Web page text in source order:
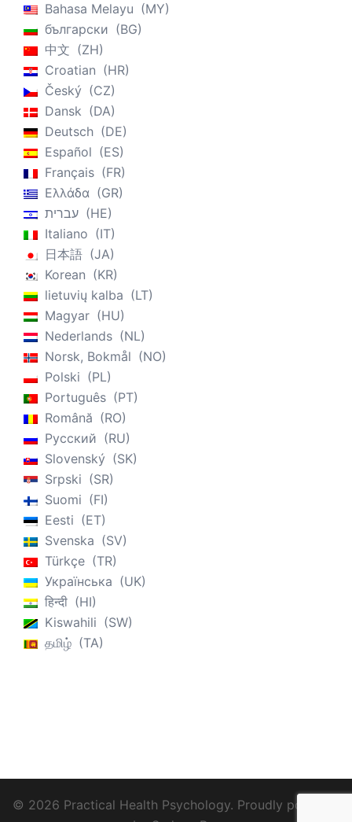
Bahasa Melayu
MY
български
BG
中文
ZH
Croatian
HR
Český
CZ
Dansk
DA
Deutsch
DE
Español
ES
Français
FR
Ελλάδα
GR
עברית
HE
Italiano
IT
日本語
JA
Korean
KR
lietuvių kalba
LT
Magyar
HU
Nederlands
NL
Norsk, Bokmål
NO
Polski
PL
Português
PT
Română
RO
Русский
RU
Slovenský
SK
Srpski
SR
Suomi
FI
Eesti
ET
Svenska
SV
Türkçe
TR
Українська
UK
हिन्दी
HI
Kiswahili
SW
தமிழ்
TA
© 2026 Practical Health Psychology. Proudly powered